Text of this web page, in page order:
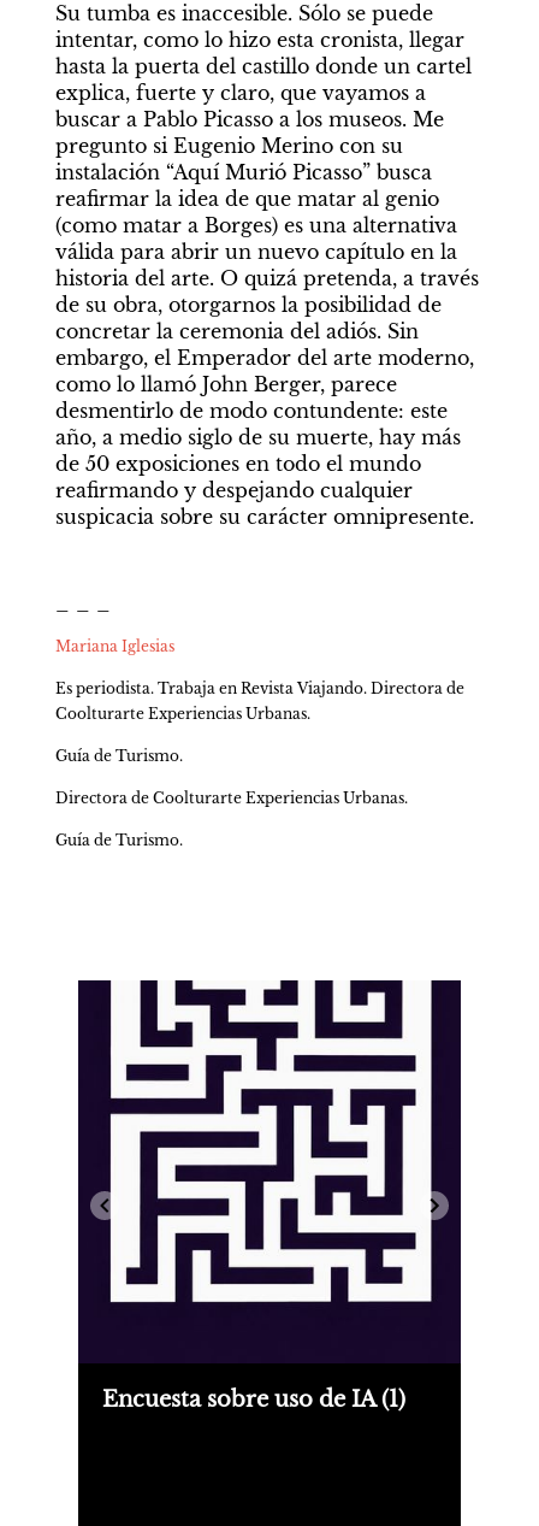
Su tumba es inaccesible. Sólo se puede
intentar, como lo hizo esta cronista, llegar
hasta la puerta del castillo donde un cartel
explica, fuerte y claro, que vayamos a
buscar a Pablo Picasso a los museos. Me
pregunto si Eugenio Merino con su
instalación “Aquí Murió Picasso” busca
reafirmar la idea de que matar al genio
(como matar a Borges) es una alternativa
válida para abrir un nuevo capítulo en la
historia del arte. O quizá pretenda, a través
de su obra, otorgarnos la posibilidad de
concretar la ceremonia del adiós. Sin
embargo, el Emperador del arte moderno,
como lo llamó John Berger, parece
desmentirlo de modo contundente: este
año, a medio siglo de su muerte, hay más
de 50 exposiciones en todo el mundo
reafirmando y despejando cualquier
suspicacia sobre su carácter omnipresente.
Mariana Iglesias
Es periodista. Trabaja en Revista Viajando. Directora de
Coolturarte Experiencias Urbanas.
Guía de Turismo.
Directora de Coolturarte Experiencias Urbanas.
Guía de Turismo.
Encuesta sobre uso de IA (1)